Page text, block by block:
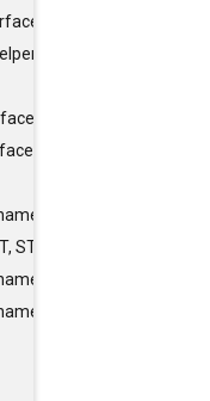
const Result<
std::enable_if<
MOVE > >
std::enable_if<
std::enable_if<